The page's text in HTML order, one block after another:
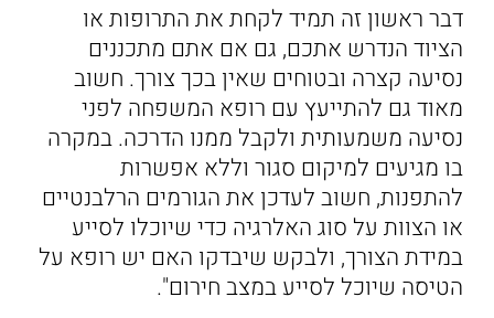
דבר ראשון זה תמיד לקחת את התרופות או
הציוד הנדרש אתכם, גם אם אתם מתכננים
נסיעה קצרה ובטוחים שאין בכך צורך. חשוב
מאוד גם להתייעץ עם רופא המשפחה לפני
נסיעה משמעותית ולקבל ממנו הדרכה. במקרה
בו מגיעים למיקום סגור וללא אפשרות
להתפנות, חשוב לעדכן את הגורמים הרלבנטיים
או הצוות על סוג האלרגיה כדי שיוכלו לסייע
במידת הצורך, ולבקש שיבדקו האם יש רופא על
הטיסה שיוכל לסייע במצב חירום".